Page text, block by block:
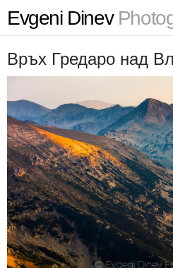
Evgeni Dinev
Връх Гредаро над